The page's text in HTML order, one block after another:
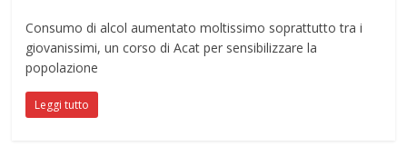
Consumo di alcol aumentato moltissimo soprattutto tra i
giovanissimi, un corso di Acat per sensibilizzare la
popolazione
Leggi tutto